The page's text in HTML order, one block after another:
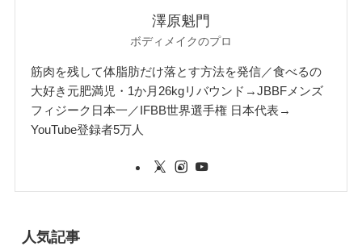
澤原魁門
ボディメイクのプロ
筋肉を残して体脂肪だけ落とす方法を発信／食べるの
大好き元肥満児・1か月26kgリバウンド→JBBFメンズ
フィジーク日本一／IFBB世界選手権 日本代表→
YouTube登録者5万人
人気記事